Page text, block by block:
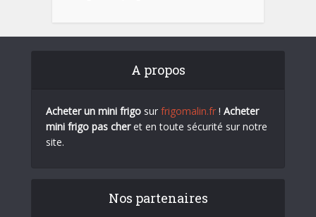
A propos
Acheter un mini frigo sur frigomalin.fr ! Acheter
mini frigo pas cheret en toute sécurité sur notre
site.
Nos partenaires